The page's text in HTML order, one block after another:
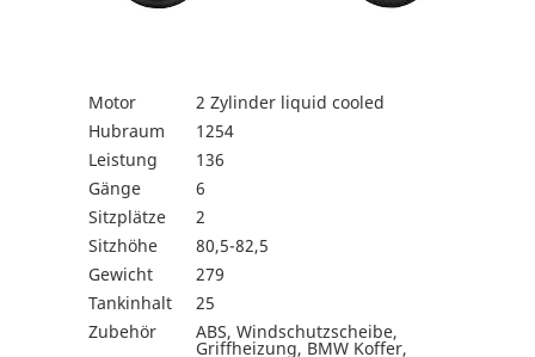
Motor
2 Zylinder liquid cooled
Hubraum
1254
Leistung
136
Gänge
6
Sitzplätze
2
Sitzhöhe
80,5-82,5
Gewicht
279
Tankinhalt
25
Zubehör
ABS, Windschutzscheibe,
Griffheizung, BMW Koffer,